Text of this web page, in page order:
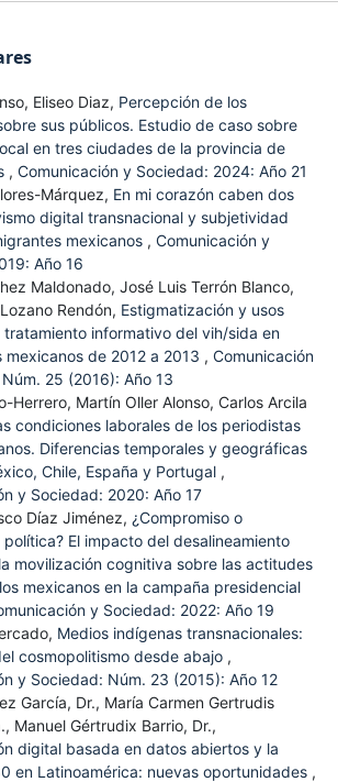
Eliseo Diaz, Percepción de los
sus públicos. Estudio de caso sobre
en tres ciudades de la provincia de
, Comunicación y Sociedad: 2024: Año 21
Márquez, En mi corazón caben dos
digital transnacional y subjetividad
mexicanos , Comunicación y
Año 16
Maldonado, José Luis Terrón Blanco,
Rendón, Estigmatización y usos
tratamiento informativo del vih/sida en
mexicanos de 2012 a 2013 , Comunicación
25 (2016): Año 13
Herrero, Martín Oller Alonso, Carlos Arcila
condiciones laborales de los periodistas
Diferencias temporales y geográficas
Chile, España y Portugal ,
y Sociedad: 2020: Año 17
Díaz Jiménez, ¿Compromiso o
El impacto del desalineamiento
movilización cognitiva sobre las actitudes
mexicanos en la campaña presidencial
y Sociedad: 2022: Año 19
Medios indígenas transnacionales:
cosmopolitismo desde abajo ,
y Sociedad: Núm. 23 (2015): Año 12
García, Dr., María Carmen Gertrudis
Manuel Gértrudix Barrio, Dr.,
digital basada en datos abiertos y la
en Latinoamérica: nuevas oportunidades ,